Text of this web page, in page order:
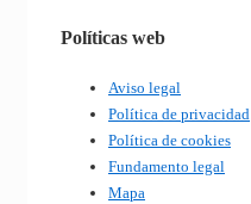
Políticas web
Aviso legal
Política de privacidad
Política de cookies
Fundamento legal
Mapa